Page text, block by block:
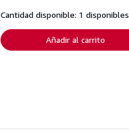
tarifas
de
envío
Cantidad disponible: 1 disponibles
Añadir al carrito